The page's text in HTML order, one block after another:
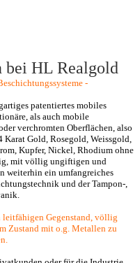
HL Realgold
-
patentiertes mobiles
als auch mobile
verchromten Oberflächen, also
Gold, Rosegold, Weissgold,
Kupfer, Nickel, Rhodium ohne
mit völlig ungiftigen und
weiterhin ein umfangreiches
und der Tampon-,
Gegenstand, völlig
Zustand mit o.g. Metallen zu